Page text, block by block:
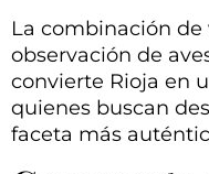
La combinación de
observación de
convierte Rioja en
quienes buscan
faceta más